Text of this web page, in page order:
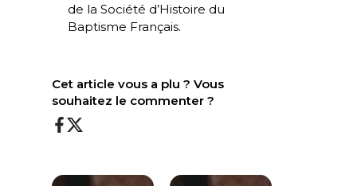
de la Société d’Histoire du
Baptisme Français.
Cet article vous a plu ? Vous
souhaitez le commenter ?